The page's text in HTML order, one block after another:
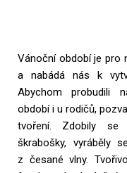
Vánoční období je pro
a nabádá nás k
Abychom probudili
období i u rodičů,
tvoření. Zdobily se
škrabošky, vyráběly
z česané vlny.